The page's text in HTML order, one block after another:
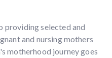
providing selected and
and nursing mothers
motherhood journey goes